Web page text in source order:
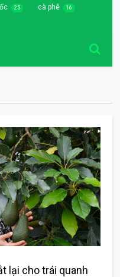
25 cà phê 16
lại cho trái quanh